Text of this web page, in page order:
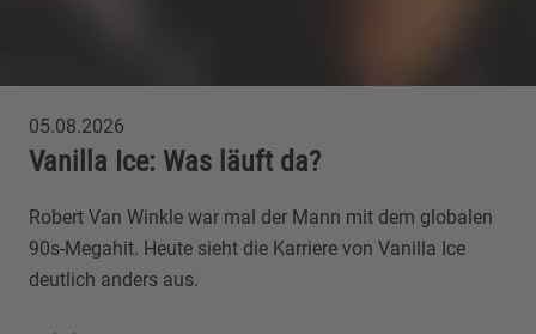
05.08.2026
Vanilla Ice: Was läuft da?
Robert Van Winkle war mal der Mann mit dem globalen
90s-Megahit. Heute sieht die Karriere von Vanilla Ice
deutlich anders aus.